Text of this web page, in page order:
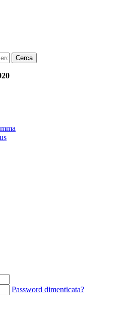
Cerca
Password dimenticata?